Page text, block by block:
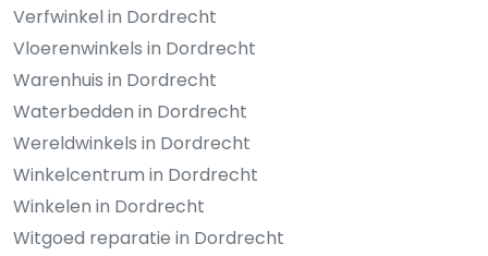
Verfwinkel in Dordrecht
Vloerenwinkels in Dordrecht
Warenhuis in Dordrecht
Waterbedden in Dordrecht
Wereldwinkels in Dordrecht
Winkelcentrum in Dordrecht
Winkelen in Dordrecht
Witgoed reparatie in Dordrecht